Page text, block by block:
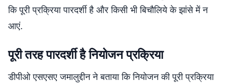
कि पूरी प्रक्रिया पारदर्शी है और किसी भी बिचौलिये के झांसे में न
आएं.
पूरी तरह पारदर्शी है नियोजन प्रक्रिया
डीपीओ एसएसए जमालुद्दीन ने बताया कि नियोजन की पूरी प्रक्रिया